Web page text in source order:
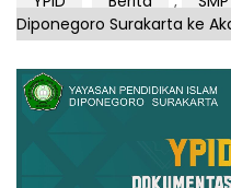
Diponegoro Surakarta ke